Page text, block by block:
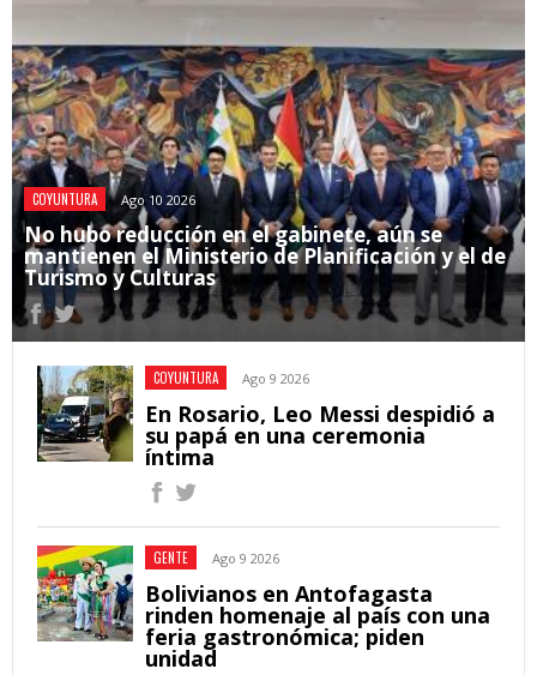
COYUNTURA Ago 10 2026
No hubo reducción en el gabinete, aún se
mantienen el Ministerio de Planificación y el de
Turismo y Culturas
COYUNTURA Ago 9 2026
En Rosario, Leo Messi despidió a
su papá en una ceremonia
íntima
GENTE Ago 9 2026
Bolivianos en Antofagasta
rinden homenaje al país con una
feria gastronómica; piden
unidad